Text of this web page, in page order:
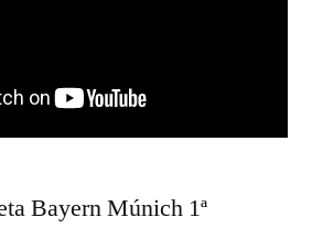
Bayern Múnich 1ª